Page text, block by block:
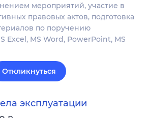
мероприятий, участие в
правовых актов, подготовка
по поручению
Excel, MS Word, PowerPoint, MS
Откликнуться
эксплуатации